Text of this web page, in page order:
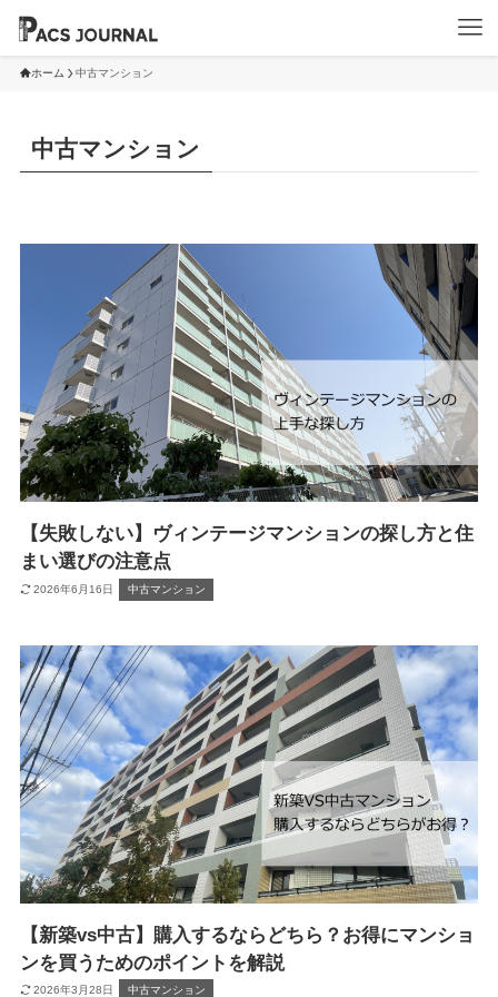
ホーム 中古マンション
中古マンション
【失敗しない】ヴィンテージマンションの探し方と住
まい選びの注意点
2026年6月16日 中古マンション
【新築vs中古】購入するならどちら？お得にマンショ
ンを買うためのポイントを解説
2026年3月28日 中古マンション